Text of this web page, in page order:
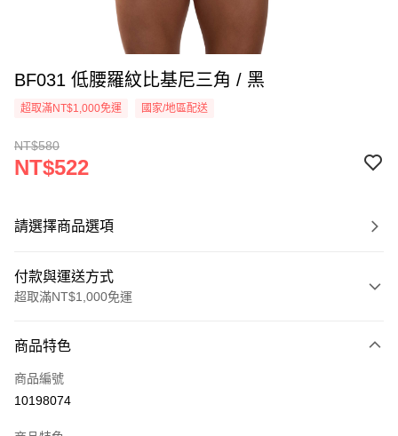
BF031 低腰羅紋比基尼三角 / 黑
超取滿NT$1,000免運 國家/地區配送
NT$580
NT$522
請選擇商品選項
付款與運送方式
超取滿NT$1,000免運
信用卡一次付款
信用卡分期付款
商品特色
商品編號
10198074